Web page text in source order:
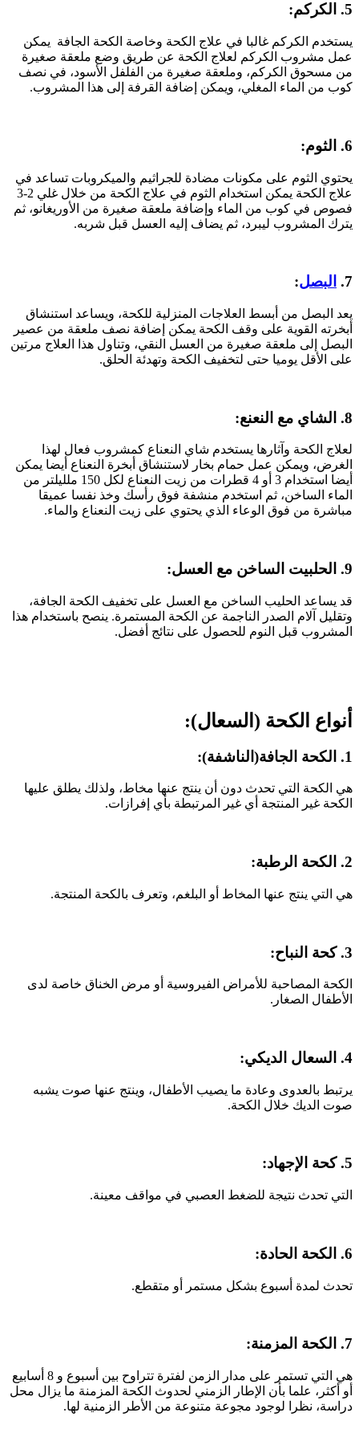
5. الكركم:
يستخدم الكركم غالبا في علاج الكحة وخاصة الكحة الجافة يمكن
عمل مشروب الكركم لعلاج الكحة عن طريق وضع ملعقة صغيرة
من مسحوق الكركم، وملعقة صغيرة من الفلفل الأسود، في نصف
كوب من الماء المغلي، ويمكن إضافة القرفة إلى هذا المشروب.
6. الثوم:
يحتوي الثوم على مكونات مضادة للجراثيم والميكروبات تساعد في
علاج الكحة يمكن استخدام الثوم في علاج الكحة من خلال غلي 2-3
فصوص في كوب من الماء وإضافة ملعقة صغيرة من الأوريغانو، ثم
يترك المشروب ليبرد، ثم يضاف إليه العسل قبل شربه.
7. البصل:
يعد البصل من أبسط العلاجات المنزلية للكحة، ويساعد استنشاق
أبخرته القوية على وقف الكحة يمكن إضافة نصف ملعقة من عصير
البصل إلى ملعقة صغيرة من العسل النقي، وتناول هذا العلاج مرتين
على الأقل يوميا حتى لتخفيف الكحة وتهدئة الحلق.
8. الشاي مع النعنع:
لعلاج الكحة وآثارها يستخدم شاي النعناع كمشروب فعال لهذا
الغرض، ويمكن عمل حمام بخار لاستنشاق أبخرة النعناع أيضا يمكن
أيضا استخدام 3 أو 4 قطرات من زيت النعناع لكل 150 ملليلتر من
الماء الساخن، ثم استخدم منشفة فوق رأسك وخذ نفسا عميقا
مباشرة من فوق الوعاء الذي يحتوي على زيت النعناع والماء.
9. الحلبيت الساخن مع العسل:
قد يساعد الحليب الساخن مع العسل على تخفيف الكحة الجافة،
وتقليل آلام الصدر الناجمة عن الكحة المستمرة. ينصح باستخدام هذا
المشروب قبل النوم للحصول على نتائج أفضل.
أنواع الكحة (السعال):
1. الكحة الجافة(الناشفة):
هي الكحة التي تحدث دون أن ينتج عنها مخاط، ولذلك يطلق عليها
الكحة غير المنتجة أي غير المرتبطة بأي إفرازات.
2. الكحة الرطبة:
هي التي ينتج عنها المخاط أو البلغم، وتعرف بالكحة المنتجة.
3. كحة النباح:
الكحة المصاحبة للأمراض الفيروسية أو مرض الخناق خاصة لدى
الأطفال الصغار.
4. السعال الديكي:
يرتبط بالعدوى وعادة ما يصيب الأطفال، وينتج عنها صوت يشبه
صوت الديك خلال الكحة.
5. كحة الإجهاد:
التي تحدث نتيجة للضغط العصبي في مواقف معينة.
6. الكحة الحادة:
تحدث لمدة أسبوع بشكل مستمر أو متقطع.
7. الكحة المزمنة:
هي التي تستمر على مدار الزمن لفترة تتراوح بين أسبوع و 8 أسابيع
أو أكثر، علما بأن الإطار الزمني لحدوث الكحة المزمنة ما يزال محل
دراسة، نظرا لوجود مجوعة متنوعة من الأطر الزمنية لها.